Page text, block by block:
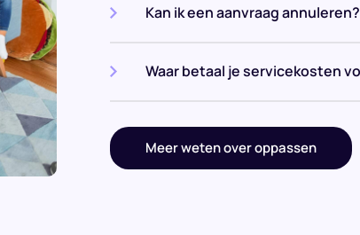
Kan ik een aanvraag annuleren?
Waar betaal je servicekosten
Meer weten over oppassen